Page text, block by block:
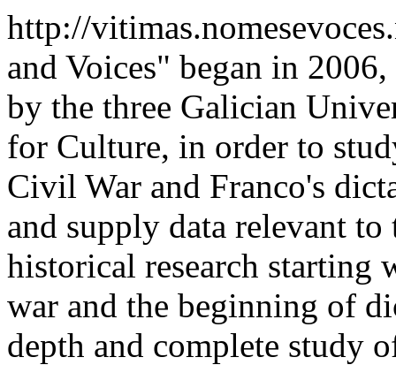
http://
and Voices" began in
by the three Galician
for Culture, in order to
Civil War and Franco's
and supply data relevant
historical research starting
war and the beginning of
depth and complete study